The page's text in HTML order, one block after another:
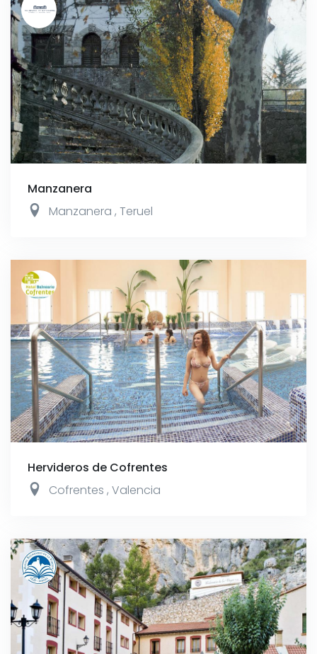
Manzanera
Manzanera , Teruel
Hervideros de Cofrentes
Cofrentes , Valencia